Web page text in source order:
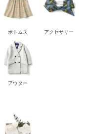
ボトムス アクセサリー
アウター